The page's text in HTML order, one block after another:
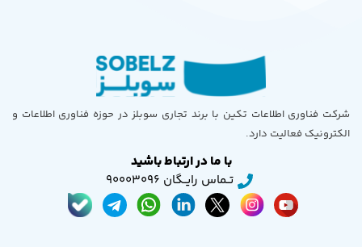
شرکت فناوری اطلاعات تکین با برند تجاری سوبلز در حوزه فناوری اطلاعات و
الکترونیک فعالیت دارد.
با ما در ارتباط باشید
تــماس رایــگان 90003096